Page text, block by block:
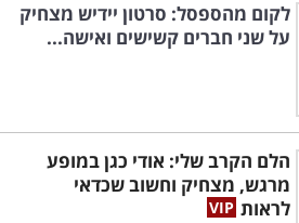
לקום מהספסל: סרטון יידיש מצחיק
על שני חברים קשישים ואישה...
הלם הקרב שלי: אודי כגן במופע
מרגש, מצחיק וחשוב שכדאי
לראות